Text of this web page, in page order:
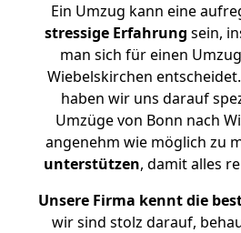
Ein Umzug kann eine
stressige Erfahrung sein,
man sich für einen
Wiebelskirchen
haben wir uns darauf
Umzüge von Bonn nach
angenehm wie möglich zu
unterstützen, damit alles
Unsere Firma kennt die
wir sind stolz darauf,